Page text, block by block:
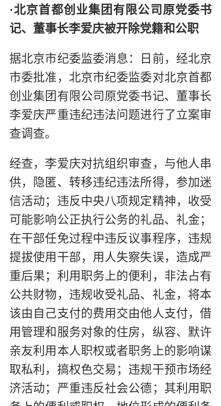
·北京首都创业集团有限公司原党委书
记、董事长李爱庆被开除党籍和公职
据北京市纪委监委消息：日前，经北京
市委批准，北京市纪委监委对北京首都
创业集团有限公司原党委书记、董事长
李爱庆严重违纪违法问题进行了立案审
查调查。
经查，李爱庆对抗组织审查，与他人串
供，隐匿、转移违纪违法所得，参加迷
信活动；违反中央八项规定精神，收受
可能影响公正执行公务的礼品、礼金；
在干部任免过程中违反议事程序，违规
提拔使用干部，用人失察失误，造成严
重后果；利用职务上的便利，非法占有
公共财物，违规收受礼品、礼金，将本
该由自己支付的费用交由他人支付，借
用管理和服务对象的住房，纵容、默许
亲友利用本人职权或者职务上的影响谋
取私利，搞权色交易；违规干预市场经
济活动；严重违反社会公德；其利用职